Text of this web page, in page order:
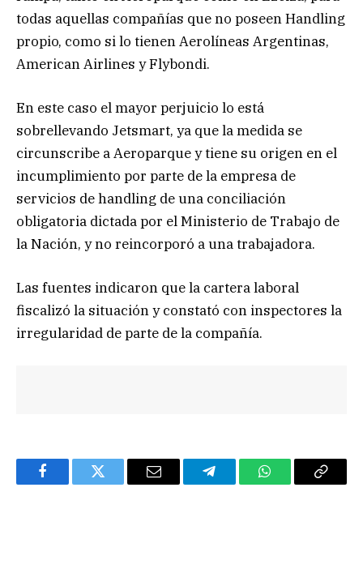
todas aquellas compañías que no poseen Handling
propio, como si lo tienen Aerolíneas Argentinas,
American Airlines y Flybondi.
En este caso el mayor perjuicio lo está
sobrellevando Jetsmart, ya que la medida se
circunscribe a Aeroparque y tiene su origen en el
incumplimiento por parte de la empresa de
servicios de handling de una conciliación
obligatoria dictada por el Ministerio de Trabajo de
la Nación, y no reincorporó a una trabajadora.
Las fuentes indicaron que la cartera laboral
fiscalizó la situación y constató con inspectores la
irregularidad de parte de la compañía.
FacebookTwitter Email TelegramWhatsAppCopy